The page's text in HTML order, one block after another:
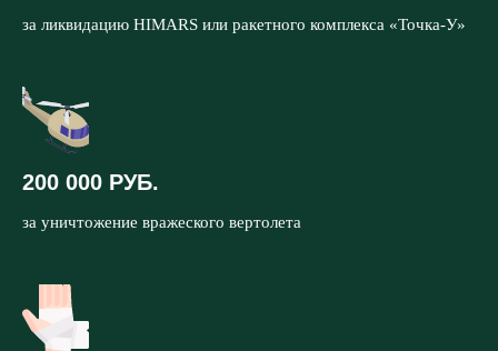
за ликвидацию HIMARS или ракетного комплекса «Точка-У»
200 000 РУБ.
за уничтожение вражеского вертолета